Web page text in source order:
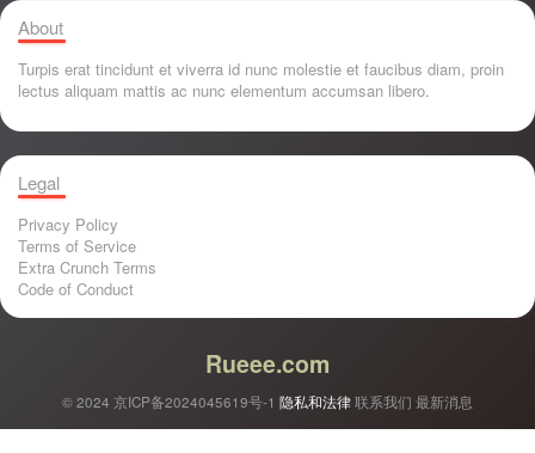
About
Turpis erat tincidunt et viverra id nunc molestie et faucibus diam, proin
lectus aliquam mattis ac nunc elementum accumsan libero.
Legal
Privacy Policy
Terms of Service
Extra Crunch Terms
Code of Conduct
Rueee.com
© 2024 京ICP备2024045619号-1 隐私和法律联系我们 最新消息